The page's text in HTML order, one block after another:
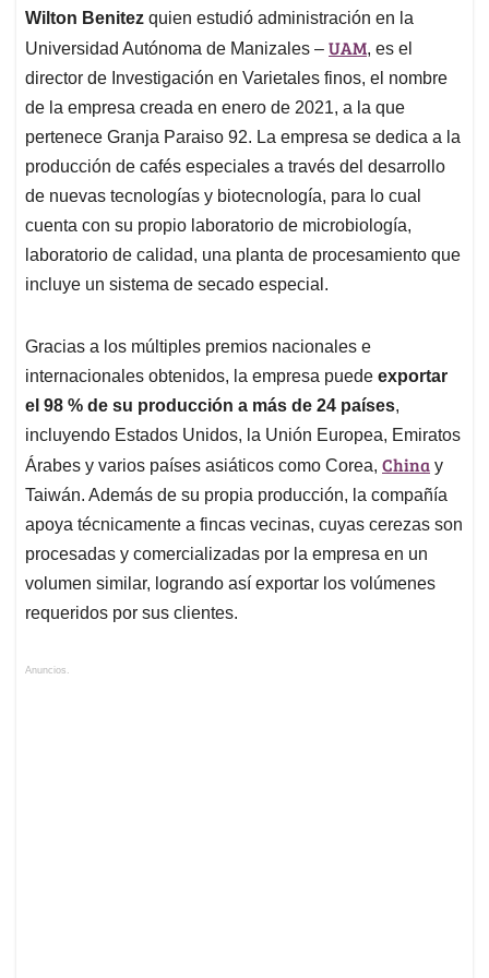
Wilton Benitez quien estudió administración en la
Universidad Autónoma de Manizales – UAM, es el
director de Investigación en Varietales finos, el nombre
de la empresa creada en enero de 2021, a la que
pertenece Granja Paraiso 92. La empresa se dedica a la
producción de cafés especiales a través del desarrollo
de nuevas tecnologías y biotecnología, para lo cual
cuenta con su propio laboratorio de microbiología,
laboratorio de calidad, una planta de procesamiento que
incluye un sistema de secado especial.
Gracias a los múltiples premios nacionales e
internacionales obtenidos, la empresa puede exportar
el 98 % de su producción a más de 24 países,
incluyendo Estados Unidos, la Unión Europea, Emiratos
Árabes y varios países asiáticos como Corea, China y
Taiwán. Además de su propia producción, la compañía
apoya técnicamente a fincas vecinas, cuyas cerezas son
procesadas y comercializadas por la empresa en un
volumen similar, logrando así exportar los volúmenes
requeridos por sus clientes.
Anuncios.